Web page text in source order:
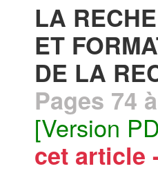
LA
ET
DE LA
Pages 74
[Version
cet article